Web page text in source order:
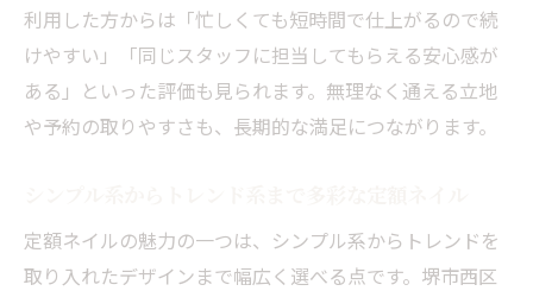
利用した方からは「忙しくても短時間で仕上がるので続
けやすい」「同じスタッフに担当してもらえる安心感が
ある」といった評価も見られます。無理なく通える立地
や予約の取りやすさも、長期的な満足につながります。
定額ネイルの魅力の一つは、シンプル系からトレンドを
取り入れたデザインまで幅広く選べる点です。堺市西区